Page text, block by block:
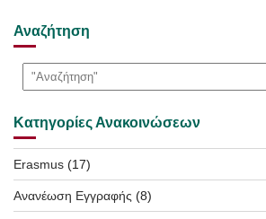
Αναζήτηση
Κατηγορίες Ανακοινώσεων
Erasmus (17)
Ανανέωση Εγγραφής (8)